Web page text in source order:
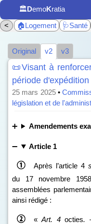
🏛️DemoKratia
<
🏠Logement 🩺Santé
Original v2 v3
📜Visant à
période
25 mars 2025•
législation et de
Amendements
Article 1
Après l’article 4
du 17 novembre
assemblées
ainsi rédigé :
«Art. 4 octies.